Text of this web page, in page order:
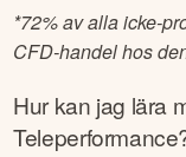
*72% av alla icke-
CFD-handel hos
Hur kan jag lära
Teleperformance